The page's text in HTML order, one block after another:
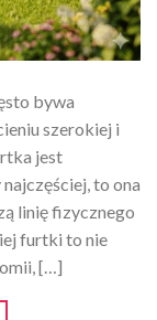
bywa
szerokiej i
jest
to ona
linię fizycznego
furtki to nie
[…]